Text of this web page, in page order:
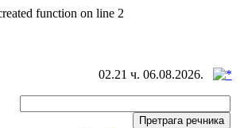
function on line 2
02.21 ч. 06.08.2026.